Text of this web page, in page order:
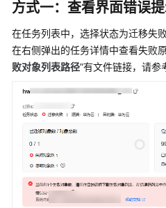
介
绍
快
入
门
用
户
南
方式一：查看界面错误
在任务列表中，选择状态为迁移失
在右侧弹出的任务详情中查看失败
败对象列表路径”有文件链接，请参